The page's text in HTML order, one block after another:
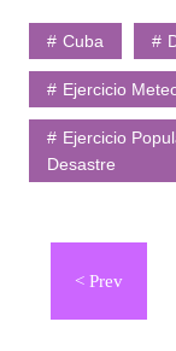
Cuba
Ejercicio
Ejercicio
Desastre
Navegación
entradas